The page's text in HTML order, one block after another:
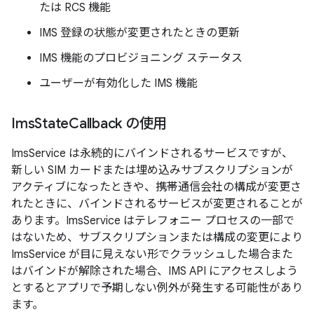
たは RCS 機能
IMS 登録の状態が変更されたときの更新
IMS 機能のプロビジョニング ステータス
ユーザーが有効化した IMS 機能
ImsStateCallback の使用
ImsService は永続的にバインドされるサービスですが、
新しい SIM カードまたは埋め込みサブスクリプションが
アクティブになったときや、携帯通信会社の構成が変更さ
れたときに、バインドされるサービスが変更されることが
あります。ImsService はテレフォニー プロセスの一部で
はないため、サブスクリプションまたは構成の変更により
ImsService が目に見えない形でクラッシュした場合また
はバインドが解除された場合、IMS API にアクセスしよう
とするとアプリで予期しない例外が発生する可能性があり
ます。